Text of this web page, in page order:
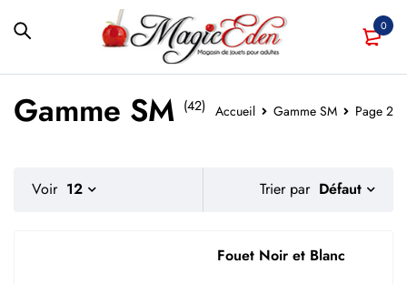
0
Accueil Gamme SM Page 2
Gamme SM (42)
Trier par Défaut
Voir 12
Fouet Noir et Blanc